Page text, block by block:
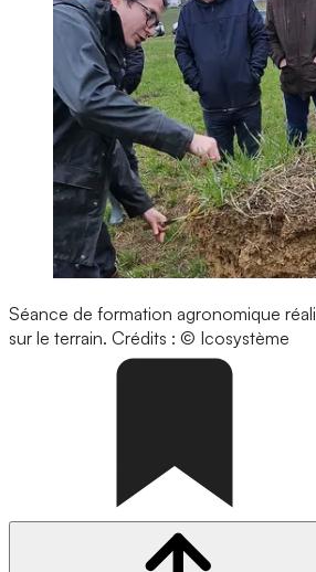
Séance de formation agronomique
sur le terrain. Crédits : © Icosystème